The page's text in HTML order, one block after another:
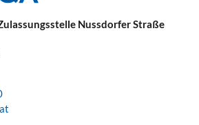
Nussdorfer Straße